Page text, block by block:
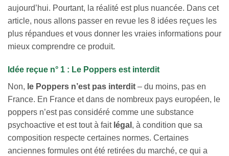
aujourd’hui. Pourtant, la réalité est plus nuancée. Dans cet
article, nous allons passer en revue les 8 idées reçues les
plus répandues et vous donner les vraies informations pour
mieux comprendre ce produit.
Idée reçue n° 1 : Le Poppers est interdit
Non, le Poppers n’est pas interdit – du moins, pas en
France. En France et dans de nombreux pays européen, le
poppers n’est pas considéré comme une substance
psychoactive et est tout à fait légal , à condition que sa
composition respecte certaines normes. Certaines
anciennes formules ont été retirées du marché, ce qui a